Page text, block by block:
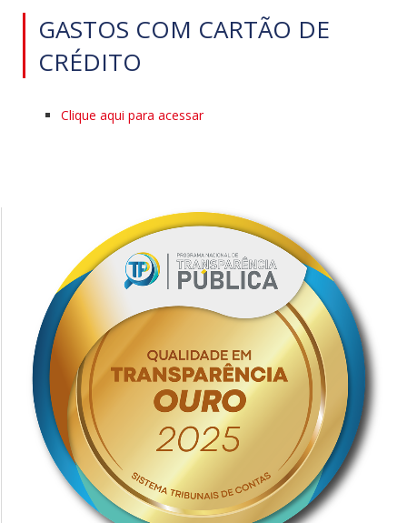
GASTOS COM CARTÃO DE
CRÉDITO
Clique aqui para acessar